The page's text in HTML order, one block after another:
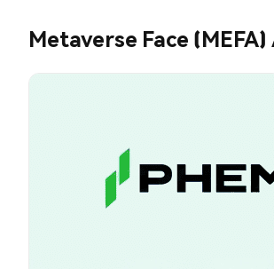
Metaverse Face